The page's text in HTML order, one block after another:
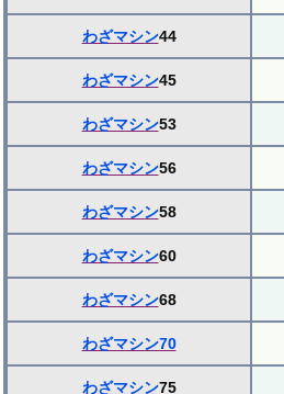
わざマシン44
わざマシン45
わざマシン53
わざマシン56
わざマシン58
わざマシン60
わざマシン68
わざマシン70
わざマシン75